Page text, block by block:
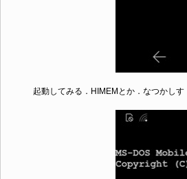
起動してみる．HIMEMとか．なつかしす